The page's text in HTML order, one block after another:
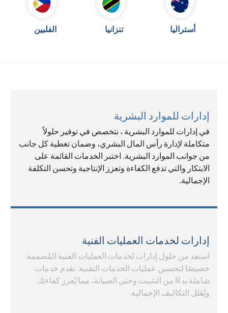
أستراليا تنزانيا الفلبين
إدارات للموارد البشرية
في إدارات للموارد البشرية ، نتخصص في توفير حلولاً
متكاملة لإدارة رأس المال البشري، وضمان تغطية كل جانب
من جوانب الموارد البشرية. اختبر الخدمات القائمة على
الابتكار والتي تدفع الكفاءة وتعزز الإنتاجية وتحسن التكلفة
الإجمالية.
إدارات لخدمات العمليات الفنية
استفد من حلول إدارات لخدمات العمليات الفنية المُصممة
خصيصًا لتحسين عمليات الخدمات التقنية. نقدم خدمات
شاملة بدءًا من التثبيت وحتى الصيانة، مما يُعزز كفاءتك
ويُقلل التكاليف الإجمالية.